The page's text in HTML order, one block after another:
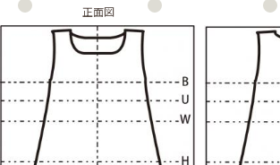
正面図